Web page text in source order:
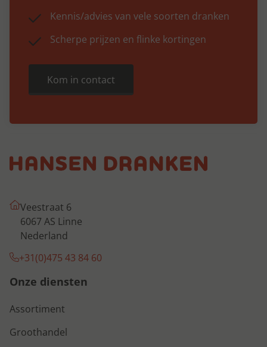
Kennis/advies van vele soorten dranken
Scherpe prijzen en flinke kortingen
Kom in contact
Veestraat 6
6067 AS Linne
Nederland
+31(0)475 43 84 60
Onze diensten
Assortiment
Groothandel